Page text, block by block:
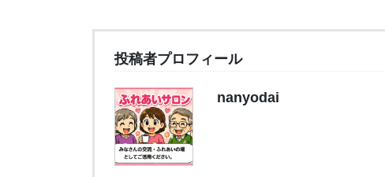
投稿者プロフィール
nanyodai